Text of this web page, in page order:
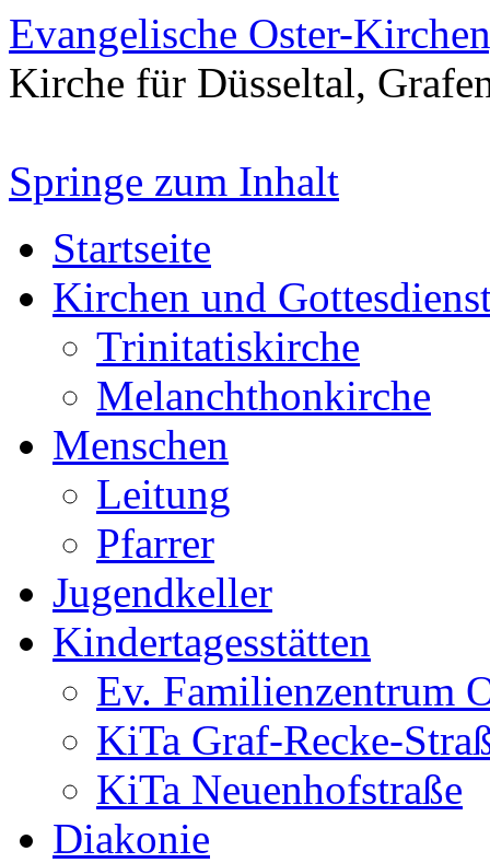
Evangelische Oster-
Kirche für Düsseltal,
Springe zum Inhalt
Startseite
Kirchen und
Trinitatiskirche
Melanchthonkirche
Menschen
Leitung
Pfarrer
Jugendkeller
Kindertagesstätten
Ev. Familienzentrum
KiTa Graf-Recke-
KiTa Neuenhofstraße
Diakonie